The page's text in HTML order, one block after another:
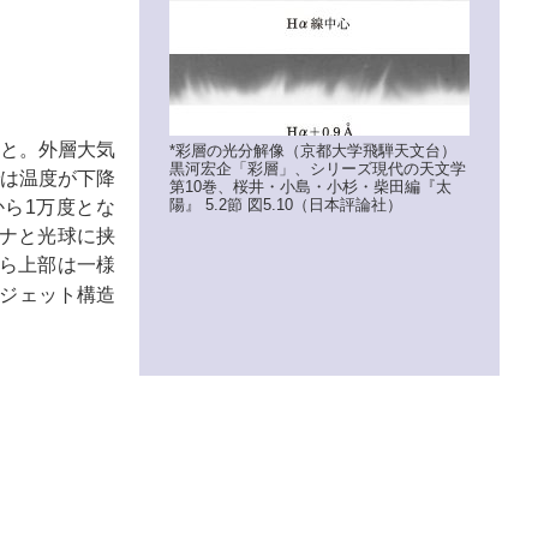
。外層大気
温度が下降
1万度とな
と光球に挟
上部は一様
ェット構造
*彩層の光分解像（京都大学飛騨天文台）
黒河宏企「彩層」、シリーズ現代の天文学
第10巻、桜井・小島・小杉・柴田編『太
陽』 5.2節 図5.10（日本評論社）